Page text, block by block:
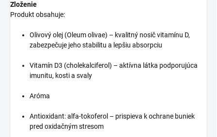
Zloženie
Produkt obsahuje:
Olivový olej (Oleum olivae) – kvalitný nosič vitamínu D,
zabezpečuje jeho stabilitu a lepšiu absorpciu
Vitamín D3 (cholekalciferol) – aktívna látka podporujúca
imunitu, kosti a svaly
Aróma
Antioxidant: alfa-tokoferol – prispieva k ochrane buniek
pred oxidačným stresom